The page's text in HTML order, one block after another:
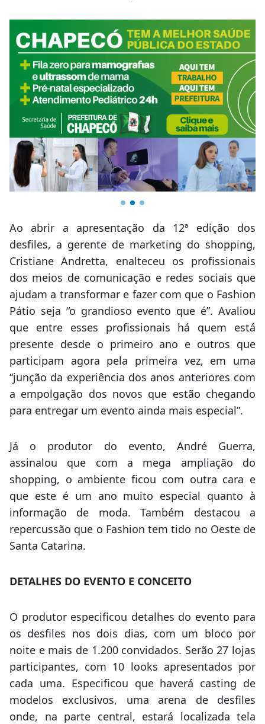
Ao abrir a apresentação da 12ª edição dos
desfiles, a gerente de marketing do shopping,
Cristiane Andretta, enalteceu os profissionais
dos meios de comunicação e redes sociais que
ajudam a transformar e fazer com que o Fashion
Pátio seja “o grandioso evento que é”. Avaliou
que entre esses profissionais há quem está
presente desde o primeiro ano e outros que
participam agora pela primeira vez, em uma
“junção da experiência dos anos anteriores com
a empolgação dos novos que estão chegando
para entregar um evento ainda mais especial”.
Já o produtor do evento, André Guerra,
assinalou que com a mega ampliação do
shopping, o ambiente ficou com outra cara e
que este é um ano muito especial quanto à
informação de moda. Também destacou a
repercussão que o Fashion tem tido no Oeste de
Santa Catarina.
DETALHES DO EVENTO E CONCEITO
O produtor especificou detalhes do evento para
os desfiles nos dois dias, com um bloco por
noite e mais de 1.200 convidados. Serão 27 lojas
participantes, com 10 looks apresentados por
cada uma. Especificou que haverá casting de
modelos exclusivos, uma arena de desfiles
onde, na parte central, estará localizada tela